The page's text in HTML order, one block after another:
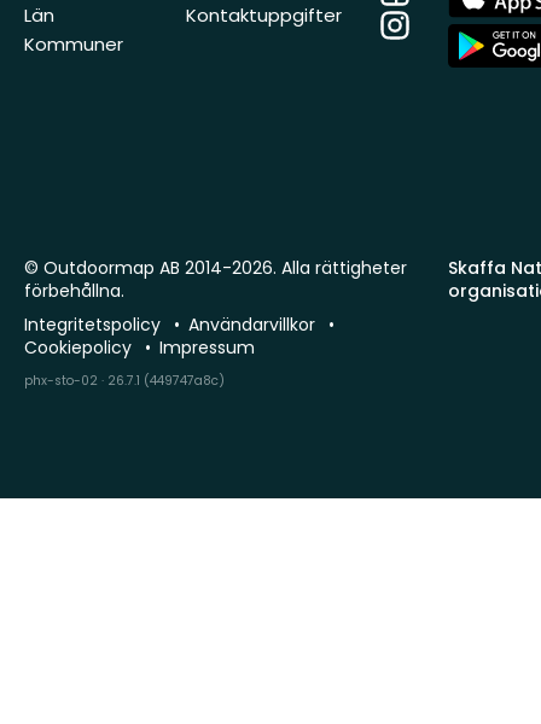
Län
Kommuner
Kontaktuppgifter
InstagramStore
App
Store
Skaffa
© Outdoormap AB 2014-2026. Alla rättigheter
förbehållna.
Integritetspolicy
Användarvillkor
Cookiepolicy
Impressum
phx-sto-02 · 26.7.1 (449747a8c)